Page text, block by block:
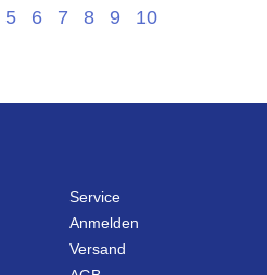
5 6 7 8 9 10
Service
Anmelden
Versand